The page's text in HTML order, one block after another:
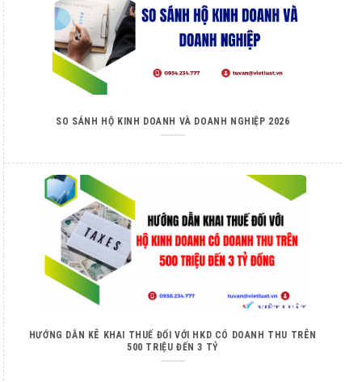
SO SÁNH HỘ KINH DOANH VÀ DOANH NGHIỆP 2026
HƯỚNG DẪN KÊ KHAI THUẾ ĐỐI VỚI HKD CÓ DOANH THU TRÊN
500 TRIỆU ĐẾN 3 TỶ